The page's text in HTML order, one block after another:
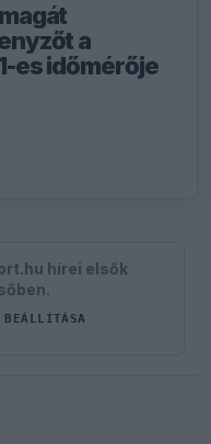
a
es időmérője
hírei elsők
BEÁLLÍTÁSA